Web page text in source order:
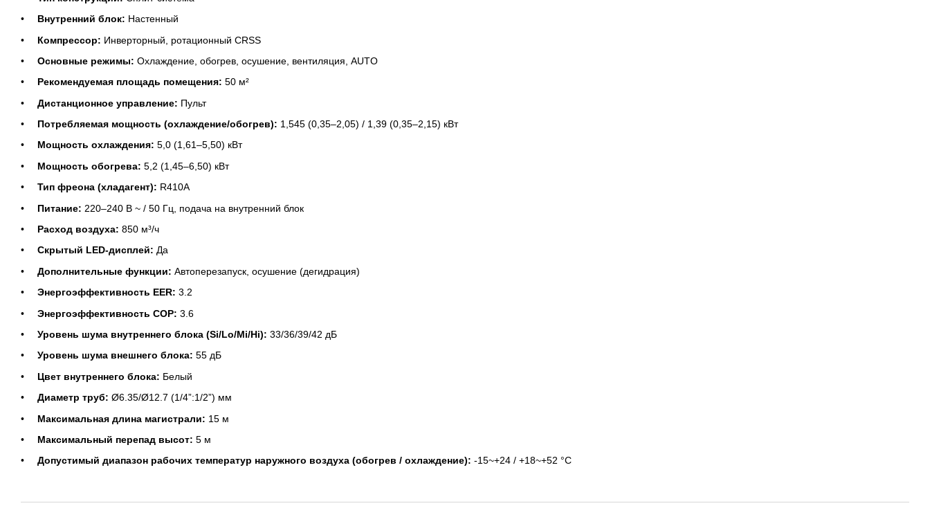
Внутренний блок: Настенный
Компрессор: Инверторный, ротационный CRSS
Основные режимы: Охлаждение, обогрев, осушение, вентиляция, AUTO
Рекомендуемая площадь помещения: 50 м²
Дистанционное управление: Пульт
Потребляемая мощность (охлаждение/обогрев): 1,545 (0,35–2,05) / 1,39 (0,35–2,15) кВт
Мощность охлаждения: 5,0 (1,61–5,50) кВт
Мощность обогрева: 5,2 (1,45–6,50) кВт
Тип фреона (хладагент): R410A
Питание: 220–240 В ~ / 50 Гц, подача на внутренний блок
Расход воздуха: 850 м³/ч
Скрытый LED-дисплей: Да
Дополнительные функции: Автоперезапуск, осушение (дегидрация)
Энергоэффективность EER: 3.2
Энергоэффективность COP: 3.6
Уровень шума внутреннего блока (Si/Lo/Mi/Hi): 33/36/39/42 дБ
Уровень шума внешнего блока: 55 дБ
Цвет внутреннего блока: Белый
Диаметр труб: Ø6.35/Ø12.7 (1/4”:1/2”) мм
Максимальная длина магистрали: 15 м
Максимальный перепад высот: 5 м
Допустимый диапазон рабочих температур наружного воздуха (обогрев / охлаждение): -15~+24 / +18~+52 °C